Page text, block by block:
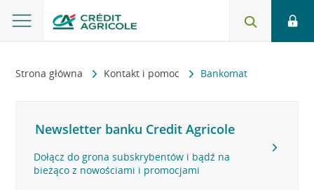
Strona główna Kontakt i pomoc Bankomat
Newsletter banku Credit Agricole
Dołącz do grona subskrybentów i bądź na
bieżąco z nowościami i promocjami